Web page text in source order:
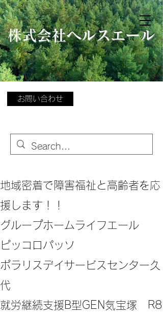
​株式会社ヘルスエール
お問い合わせ
地域密着で障害福祉と高齢者を応
援します！！
グループホームライフエール
ピッコロパッソ
ポラリスデイサービスセンター久
代
​就労継続支援B型GEN気宝塚 R8